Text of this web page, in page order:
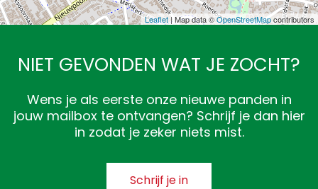
Leaflet| Map data ©OpenStreetMapcontributors
NIET GEVONDEN WAT JE ZOCHT?
Wens je als eerste onze nieuwe panden in
jouw mailbox te ontvangen? Schrijf je dan hier
in zodat je zeker niets mist.
Schrijf je in